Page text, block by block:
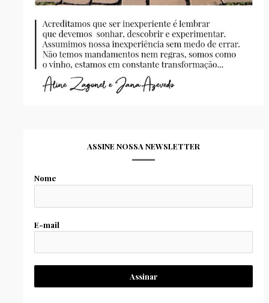
ASSINE NOSSA NEWSLETTER
Nome
E-mail
Assinar